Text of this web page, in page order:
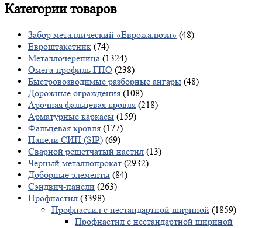
Категориитоваров
Забор металлический «Еврожалюзи» (48)
Евроштакетник (74)
Металлочерепица (1324)
Омега-профиль ГПО (238)
Быстровозводимые разборные ангары (48)
Дорожные ограждения (108)
Арочная фальцевая кровля (218)
Арматурные каркасы (159)
Фальцевая кровля (177)
Панели СИП (SIP) (69)
Сварной решетчатый настил (13)
Черный металлопрокат (2932)
Доборные элементы (84)
Сэндвич-панели (263)
Профнастил (3398)
Профнастил с нестандартной шириной (1859)
Профнастил с нестандартной шириной